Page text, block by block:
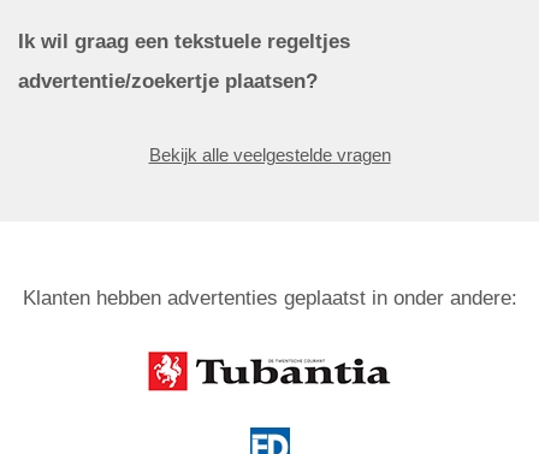
Ik wil graag een tekstuele regeltjes
advertentie/zoekertje plaatsen?
Bekijk alle veelgestelde vragen
Klanten hebben advertenties geplaatst in onder andere: